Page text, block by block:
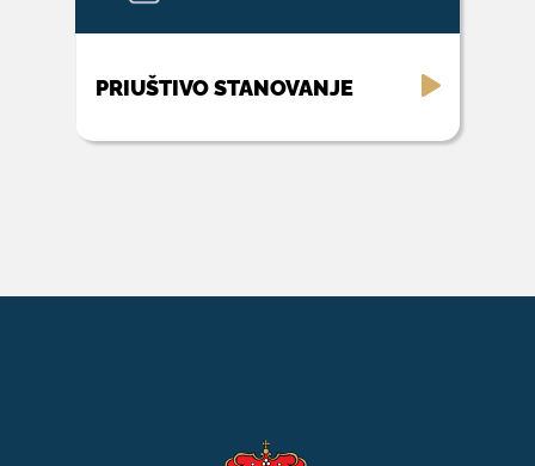
PRIUŠTIVO STANOVANJE